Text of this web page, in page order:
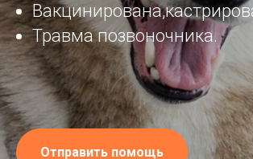
Травма позвоночника.
Отправить помощь